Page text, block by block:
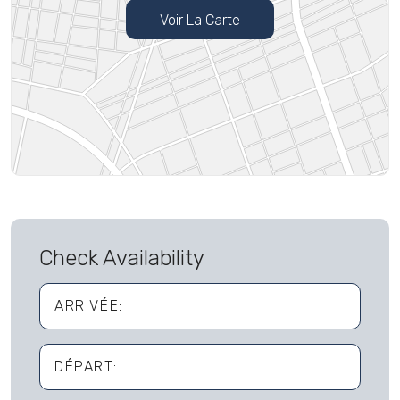
Moyens de paiement
Vous avez la possibilité de payer avec une carte Visa,
AMEX, Eurocard, Master Card, en espèces
Déposit
A l’arrivée dans votre hébergement sera demande un
droit de garde la totalité du déposit
Conditions non-remboursables
Prépaiement de la totalité du montant du séjour lors de la
Voir La Carte
Check Availability
ARRIVÉE:
DÉPART: